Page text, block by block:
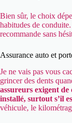
Bien sûr, le choix
habitudes de
recommande sans
Assurance auto et
Je ne vais pas vous
grincer des dents
assureurs exigent
installé, surtout s’il
véhicule, le